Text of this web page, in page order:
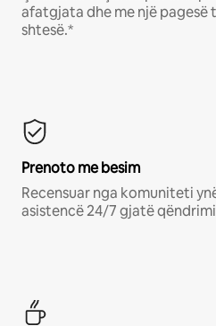
afatgjata dhe me një pagesë
shtesë.*
Prenoto me besim
Recensuar nga komuniteti
asistencë 24/7 gjatë